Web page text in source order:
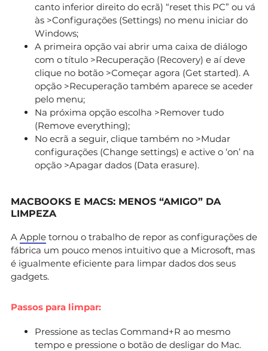
canto inferior direito do ecrã) “reset this PC” ou vá
às >Configurações (Settings) no menu iniciar do
Windows;
A primeira opção vai abrir uma caixa de diálogo
com o título >Recuperação (Recovery) e aí deve
clique no botão >Começar agora (Get started). A
opção >Recuperação também aparece se aceder
pelo menu;
Na próxima opção escolha >Remover tudo
(Remove everything);
No ecrã a seguir, clique também no >Mudar
configurações (Change settings) e active o ‘on’ na
opção >Apagar dados (Data erasure).
MACBOOKS E MACS: MENOS “AMIGO” DA
LIMPEZA
A Apple tornou o trabalho de repor as configurações de
fábrica um pouco menos intuitivo que a Microsoft, mas
é igualmente eficiente para limpar dados dos seus
gadgets.
Passos para limpar:
Pressione as teclas Command+R ao mesmo
tempo e pressione o botão de desligar do Mac.